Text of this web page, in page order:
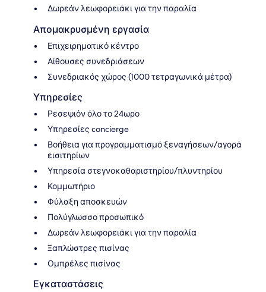
Δωρεάν λεωφορειάκι για την παραλία
Απομακρυσμένη εργασία
Επιχειρηματικό κέντρο
Αίθουσες συνεδριάσεων
Συνεδριακός χώρος (1000 τετραγωνικά μέτρα)
Υπηρεσίες
Ρεσεψιόν όλο το 24ωρο
Υπηρεσίες concierge
Βοήθεια για προγραμματισμό ξεναγήσεων/αγορά
εισιτηρίων
Υπηρεσία στεγνοκαθαριστηρίου/πλυντηρίου
Κομμωτήριο
Φύλαξη αποσκευών
Πολύγλωσσο προσωπικό
Δωρεάν λεωφορειάκι για την παραλία
Ξαπλώστρες πισίνας
Ομπρέλες πισίνας
Εγκαταστάσεις